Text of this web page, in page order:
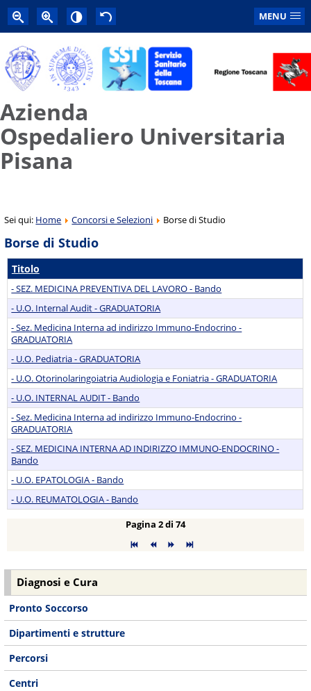
MENU
Azienda
Ospedaliero Universitaria
Pisana
Sei qui: Home Concorsi e Selezioni Borse di Studio
Borse di Studio
Titolo
- SEZ. MEDICINA PREVENTIVA DEL LAVORO - Bando
- U.O. Internal Audit - GRADUATORIA
- Sez. Medicina Interna ad indirizzo Immuno-Endocrino -
GRADUATORIA
- U.O. Pediatria - GRADUATORIA
- U.O. Otorinolaringoiatria Audiologia e Foniatria - GRADUATORIA
- U.O. INTERNAL AUDIT - Bando
- Sez. Medicina Interna ad indirizzo Immuno-Endocrino -
GRADUATORIA
- SEZ. MEDICINA INTERNA AD INDIRIZZO IMMUNO-ENDOCRINO -
Bando
- U.O. EPATOLOGIA - Bando
- U.O. REUMATOLOGIA - Bando
Pagina 2 di 74
Diagnosi e Cura
Pronto Soccorso
Dipartimenti e strutture
Percorsi
Centri